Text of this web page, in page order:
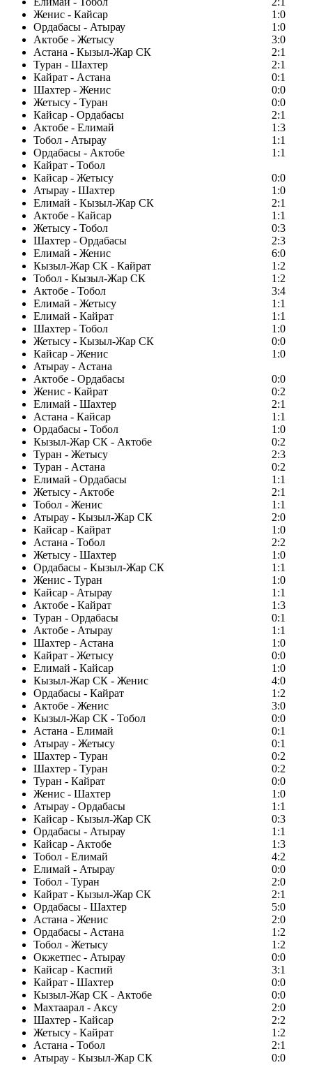
Женис - Кайсар
1:0
Ордабасы - Атырау
1:0
Актобе - Жетысу
3:0
Астана - Кызыл-Жар СК
2:1
Туран - Шахтер
2:1
Кайрат - Астана
0:1
Шахтер - Женис
0:0
Жетысу - Туран
0:0
Кайсар - Ордабасы
2:1
Актобе - Елимай
1:3
Тобол - Атырау
1:1
Ордабасы - Актобе
1:1
Кайрат - Тобол
Кайсар - Жетысу
0:0
Атырау - Шахтер
1:0
Елимай - Кызыл-Жар СК
2:1
Актобе - Кайсар
1:1
Жетысу - Тобол
0:3
Шахтер - Ордабасы
2:3
Елимай - Женис
6:0
Кызыл-Жар СК - Кайрат
1:2
Тобол - Кызыл-Жар СК
1:2
Актобе - Тобол
3:4
Елимай - Жетысу
1:1
Елимай - Кайрат
1:1
Шахтер - Тобол
1:0
Жетысу - Кызыл-Жар СК
0:0
Кайсар - Женис
1:0
Атырау - Астана
Актобе - Ордабасы
0:0
Женис - Кайрат
0:2
Елимай - Шахтер
2:1
Астана - Кайсар
1:1
Ордабасы - Тобол
1:0
Кызыл-Жар СК - Актобе
0:2
Туран - Жетысу
2:3
Туран - Астана
0:2
Елимай - Ордабасы
1:1
Жетысу - Актобе
2:1
Тобол - Женис
1:1
Атырау - Кызыл-Жар СК
2:0
Кайсар - Кайрат
1:0
Астана - Тобол
2:2
Жетысу - Шахтер
1:0
Ордабасы - Кызыл-Жар СК
1:1
Женис - Туран
1:0
Кайсар - Атырау
1:1
Актобе - Кайрат
1:3
Туран - Ордабасы
0:1
Актобе - Атырау
1:1
Шахтер - Астана
1:0
Кайрат - Жетысу
0:0
Елимай - Кайсар
1:0
Кызыл-Жар СК - Женис
4:0
Ордабасы - Кайрат
1:2
Актобе - Женис
3:0
Кызыл-Жар СК - Тобол
0:0
Астана - Елимай
0:1
Атырау - Жетысу
0:1
Шахтер - Туран
0:2
Шахтер - Туран
0:2
Туран - Кайрат
0:0
Женис - Шахтер
1:0
Атырау - Ордабасы
1:1
Кайсар - Кызыл-Жар СК
0:3
Ордабасы - Атырау
1:1
Кайсар - Актобе
1:3
Тобол - Елимай
4:2
Елимай - Атырау
0:0
Тобол - Туран
2:0
Кайрат - Кызыл-Жар СК
2:1
Ордабасы - Шахтер
5:0
Астана - Женис
2:0
Ордабасы - Астана
1:2
Тобол - Жетысу
1:2
Окжетпес - Атырау
0:0
Кайсар - Каспий
3:1
Кайрат - Шахтер
0:0
Кызыл-Жар СК - Актобе
0:0
Махтаарал - Аксу
2:0
Шахтер - Кайсар
2:2
Жетысу - Кайрат
1:2
Астана - Тобол
2:1
Атырау - Кызыл-Жар СК
0:0